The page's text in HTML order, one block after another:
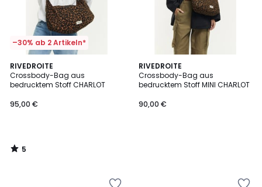
–30% ab 2 Artikeln*
RIVEDROITE
Crossbody-Bag aus
bedrucktem Stoff CHARLOT
95,00 €
5
/
5
5
/
RIVEDROITE
Crossbody-Bag aus
bedrucktem Stoff MINI CHARLOT
90,00 €